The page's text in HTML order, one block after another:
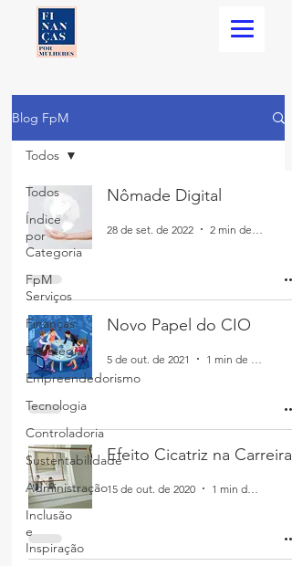
Blog FpM
Todos
Índice
por
Categoria
FpM
Serviços
Finanças
Estratégia
Empreendedorismo
Tecnologia
Controladoria
Sustentabilidade
Administração
Inclusão
e
Inspiração
Todos
Nômade Digital
28 de set. de 2022
Novo Papel do CIO
5 de out. de 2021
Efeito Cicatriz na Carreira
15 de out. de 2020